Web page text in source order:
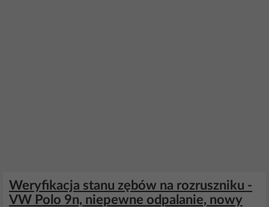
Weryfikacja stanu zębów na rozruszniku -
VW Polo 9n, niepewne odpalanie, nowy